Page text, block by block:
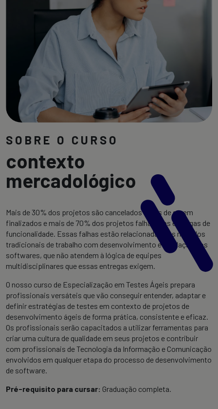
SOBRE O CURSO
contexto
mercadológico
Mais de 30% dos projetos são cancelados antes de serem
finalizados e mais de 70% dos projetos falham nas entregas de
funcionalidade. Essas falhas estão relacionadas aos modelos
tradicionais de trabalho com desenvolvimento e validação dos
softwares, que não atendem à lógica de equipes
multidisciplinares que essas entregas exigem.
O nosso curso de Especialização em Testes Ágeis prepara
profissionais versáteis que vão conseguir entender, adaptar e
definir estratégias de testes em contexto de projetos de
desenvolvimento ágeis de forma prática, consistente e eficaz.
Os profissionais serão capacitados a utilizar ferramentas para
criar uma cultura de qualidade em seus projetos e contribuir
com profissionais de Tecnologia da Informação e Comunicação
envolvidos em qualquer etapa do processo de desenvolvimento
de software.
Pré-requisito para cursar: Graduação completa.